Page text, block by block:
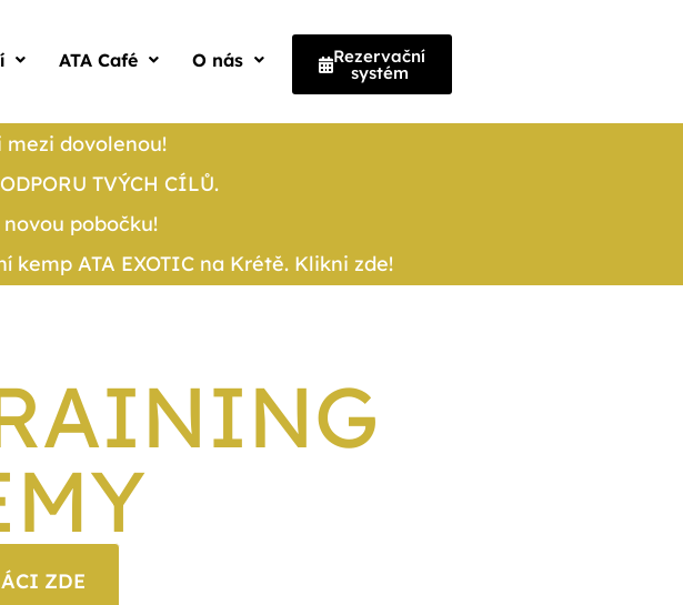
ATA Café O nás Rezervační
systém
mezi dovolenou!
TVÝCH CÍLŮ.
pobočku!
ATA EXOTIC na Krétě. Klikni zde!
ZDE